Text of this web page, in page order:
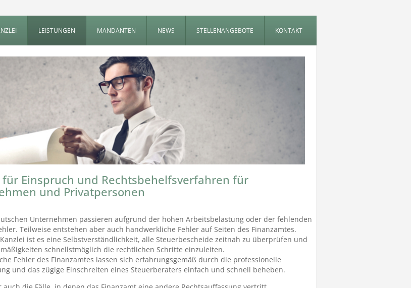
LEISTUNGEN MANDANTEN NEWS STELLENANGEBOTE KONTAKT
für Einspruch und Rechtsbehelfsverfahren für
und Privatpersonen
Unternehmen passieren aufgrund der hohen Arbeitsbelastung oder der fehlenden
Teilweise entstehen aber auch handwerkliche Fehler auf Seiten des Finanzamtes.
ist es eine Selbstverständlichkeit, alle Steuerbescheide zeitnah zu überprüfen und
schnellstmöglich die rechtlichen Schritte einzuleiten.
Fehler des Finanzamtes lassen sich erfahrungsgemäß durch die professionelle
und das zügige Einschreiten eines Steuerberaters einfach und schnell beheben.